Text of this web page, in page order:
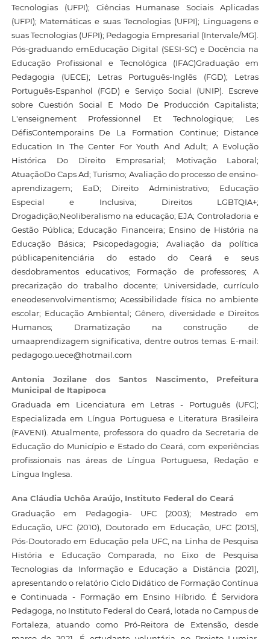
Tecnologias (UFPI); Ciências Humanase Sociais Aplicadas
(UFPI); Matemáticas e suas Tecnologias (UFPI); Linguagens e
suas Tecnologias (UFPI); Pedagogia Empresarial (Intervale/MG).
Pós-graduando emEducação Digital (SESI-SC) e Docência na
Educação Profissional e Tecnológica (IFAC)Graduação em
Pedagogia (UECE); Letras Português-Inglês (FGD); Letras
Português-Espanhol (FGD) e Serviço Social (UNIP). Escreve
sobre Cuestión Social E Modo De Producción Capitalista;
L'enseignement Professionnel Et Technologique; Les
DéfisContemporains De La Formation Continue; Distance
Education In The Center For Youth And Adult; A Evolução
Histórica Do Direito Empresarial; Motivação Laboral;
AtuaçãoDo Caps Ad; Turismo; Avaliação do processo de ensino-
aprendizagem; EaD; Direito Administrativo; Educação
Especial e Inclusiva; Direitos LGBTQIA+;
Drogadição;Neoliberalismo na educação; EJA; Controladoria e
Gestão Pública; Educação Financeira; Ensino de História na
Educação Básica; Psicopedagogia; Avaliação da política
públicapenitenciária do estado do Ceará e seus
desdobramentos educativos; Formação de professores; A
precarização do trabalho docente; Universidade, currículo
eneodesenvolvimentismo; Acessibilidade física no ambiente
escolar; Educação Ambiental; Gênero, diversidade e Direitos
Humanos; Dramatização na construção de
umaaprendizagem significativa, dentre outros temas. E-mail:
pedagogo.uece@hotmail.com
Antonia Jozilane dos Santos Nascimento, Prefeitura
Municipal de Itapipoca
Graduada em Licenciatura em Letras - Português (UFC);
Especializada em Língua Portuguesa e Literatura Brasileira
(FAVENI). Atualmente, professora do quadro da Secretaria de
Educação do Município e Estado do Ceará, com experiências
profissionais nas áreas de Língua Portuguesa, Redação e
Língua Inglesa.
Ana Cláudia Uchôa Araújo, Instituto Federal do Ceará
Graduação em Pedagogia- UFC (2003); Mestrado em
Educação, UFC (2010), Doutorado em Educação, UFC (2015),
Pós-Doutorado em Educação pela UFC, na Linha de Pesquisa
História e Educação Comparada, no Eixo de Pesquisa
Tecnologias da Informação e Educação a Distância (2021),
apresentando o relatório Ciclo Didático de Formação Contínua
e Continuada - Formação em Ensino Híbrido. É Servidora
Pedagoga, no Instituto Federal do Ceará, lotada no Campus de
Fortaleza, atuando como Pró-Reitora de Extensão, desde